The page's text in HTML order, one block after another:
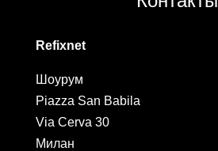
Refixnet
Шоурум
Piazza San Babila
Via Cerva 30
Милан